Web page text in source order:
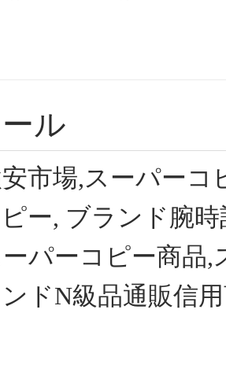
ル
市場,スーパー
ー, ブランド腕
パーコピー商品
ドN級品通販信